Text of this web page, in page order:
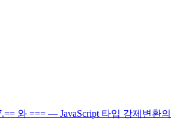
== 와 === — JavaScript 타입 강제변환